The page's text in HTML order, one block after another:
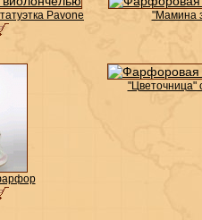
Pavone
"Мамина
"Цветочница"